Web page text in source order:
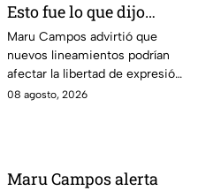
Esto fue lo que dijo
Maru Campos sobre los
nuevos lineamientos
Maru Campos advirtió que
nuevos lineamientos podrían
afectar la libertad de expresión
y abrir la puerta a sanciones
08 agosto, 2026
Maru Campos alerta